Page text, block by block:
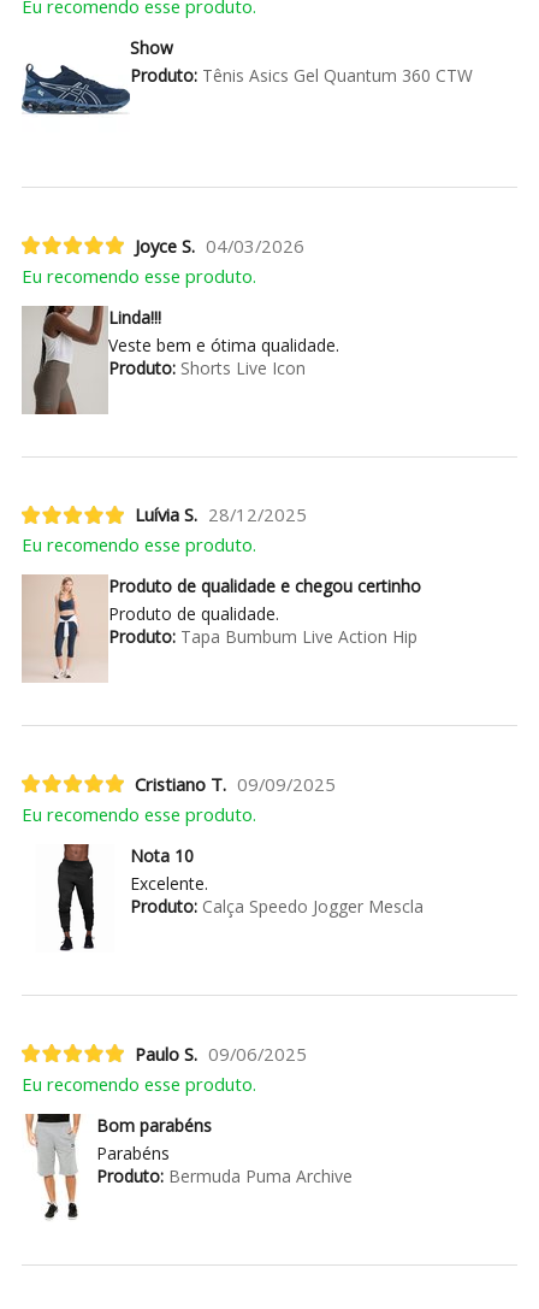
Eu recomendo esse produto.
Show
Produto:Tênis Asics Gel Quantum 360 CTW
Joyce S. 04/03/2026
Eu recomendo esse produto.
Linda!!!
Veste bem e ótima qualidade.
Produto:Shorts Live Icon
Luívia S. 28/12/2025
Eu recomendo esse produto.
Produto de qualidade e chegou certinho
Produto de qualidade.
Produto:Tapa Bumbum Live Action Hip
Cristiano T. 09/09/2025
Eu recomendo esse produto.
Nota 10
Excelente.
Produto:Calça Speedo Jogger Mescla
Paulo S. 09/06/2025
Eu recomendo esse produto.
Bom parabéns
Parabéns
Produto:Bermuda Puma Archive